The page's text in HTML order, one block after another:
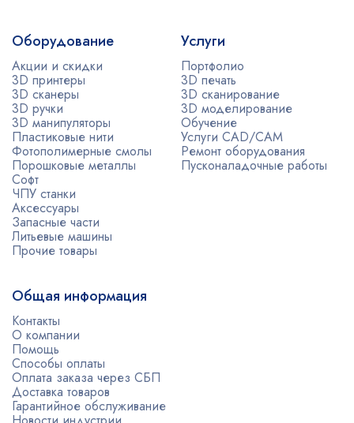
Оборудование
Акции и скидки
3D принтеры
3D сканеры
3D ручки
3D манипуляторы
Пластиковые нити
Фотополимерные смолы
Порошковые металлы
Софт
ЧПУ станки
Аксессуары
Запасные части
Литьевые машины
Прочие товары
Услуги
Портфолио
3D печать
3D сканирование
3D моделирование
Обучение
Услуги CAD/CAM
Ремонт оборудования
Пусконаладочные работы
Общая информация
Контакты
О компании
Помощь
Способы оплаты
Оплата заказа через СБП
Доставка товаров
Гарантийное обслуживание